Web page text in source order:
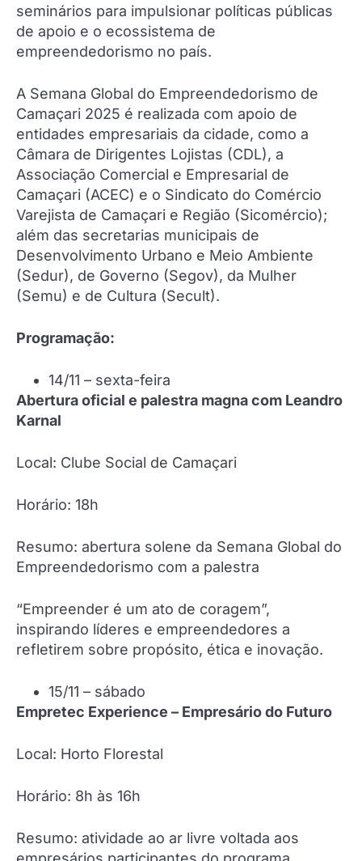
seminários para impulsionar políticas públicas
de apoio e o ecossistema de
empreendedorismo no país.
A Semana Global do Empreendedorismo de
Camaçari 2025 é realizada com apoio de
entidades empresariais da cidade, como a
Câmara de Dirigentes Lojistas (CDL), a
Associação Comercial e Empresarial de
Camaçari (ACEC) e o Sindicato do Comércio
Varejista de Camaçari e Região (Sicomércio);
além das secretarias municipais de
Desenvolvimento Urbano e Meio Ambiente
(Sedur), de Governo (Segov), da Mulher
(Semu) e de Cultura (Secult).
Programação:
14/11 – sexta-feira
Abertura oficial e palestra magna com Leandro
Karnal
Local: Clube Social de Camaçari
Horário: 18h
Resumo: abertura solene da Semana Global do
Empreendedorismo com a palestra
“Empreender é um ato de coragem”,
inspirando líderes e empreendedores a
refletirem sobre propósito, ética e inovação.
15/11 – sábado
Empretec Experience – Empresário do Futuro
Local: Horto Florestal
Horário: 8h às 16h
Resumo: atividade ao ar livre voltada aos